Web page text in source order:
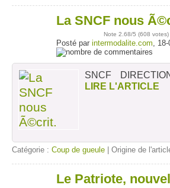
La SNCF nous
Note 2.68/5 (608 votes)
Posté par intermodalite.com, 18-
SNCF
LIRE L'ARTICLE
Catégorie : Coup de gueule | Origine de
Le Patriote,